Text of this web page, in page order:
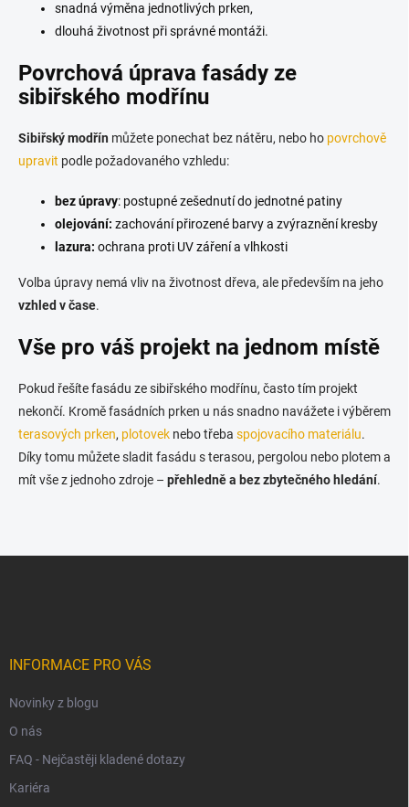
snadná výměna jednotlivých prken,
dlouhá životnost při správné montáži.
Povrchová úprava fasády ze
sibiřského modřínu
Sibiřský modřín můžete ponechat bez nátěru, nebo ho povrchově
upravit podle požadovaného vzhledu:
bez úpravy: postupné zešednutí do jednotné patiny
olejování: zachování přirozené barvy a zvýraznění kresby
lazura: ochrana proti UV záření a vlhkosti
Volba úpravy nemá vliv na životnost dřeva, ale především na jeho
vzhled v čase.
Vše pro váš projekt na jednom místě
Pokud řešíte fasádu ze sibiřského modřínu, často tím projekt
nekončí. Kromě fasádních prken u nás snadno navážete i výběrem
terasových prken, plotovek nebo třeba spojovacího materiálu.
Díky tomu můžete sladit fasádu s terasou, pergolou nebo plotem a
mít vše z jednoho zdroje – přehledně a bez zbytečného hledání.
INFORMACE PRO VÁS
Novinky z blogu
O nás
FAQ - Nejčastěji kladené dotazy
Kariéra